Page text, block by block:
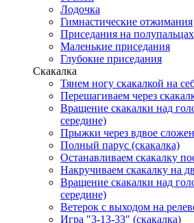
Лодочка
Гимнастические отжимания
Приседания на полупальцах
Маленькие приседания
Глубокие приседания
Скакалка
Тянем ногу скакалкой на
Перешагиваем через
Вращение скакалки над
середине)
Прыжки через вдвое
Полный парус (скакалка)
Останавливаем скакалку
Накручиваем скакалку на
Вращение скакалки над
середине)
Ветерок с выходом на
Игра "3-13-33" (скакалка)